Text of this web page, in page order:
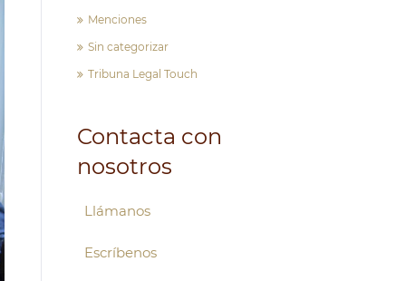
Menciones
Sin categorizar
Tribuna Legal Touch
Contacta con
nosotros
Llámanos
Escríbenos